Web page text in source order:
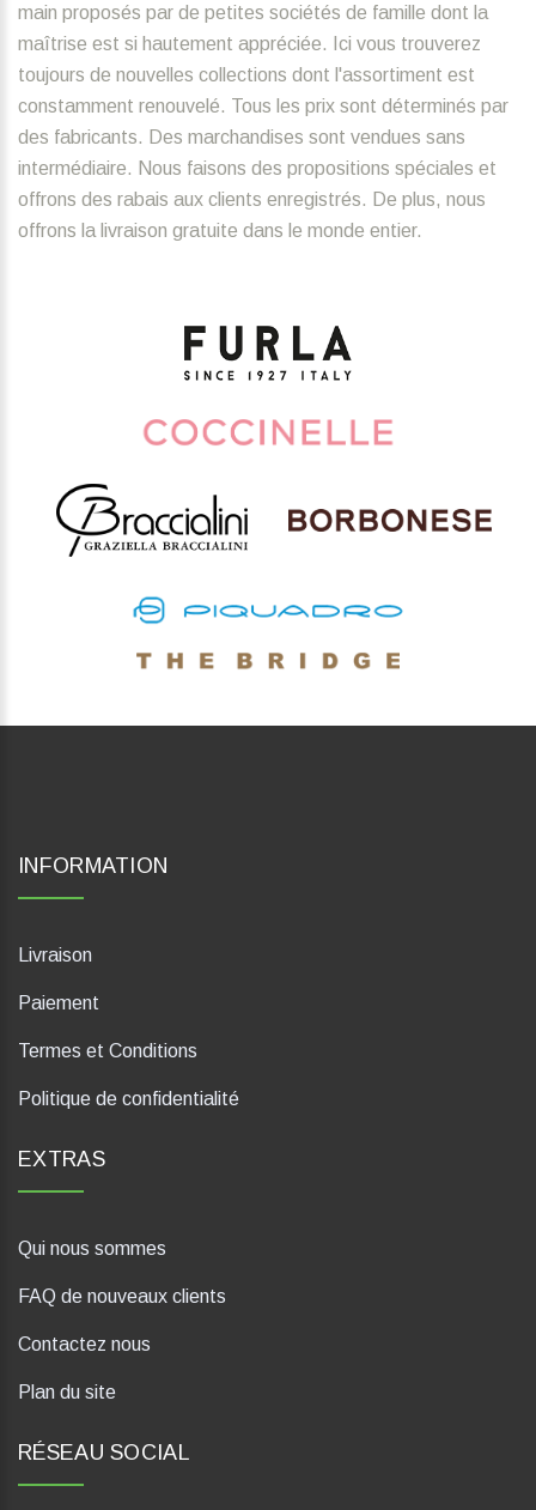
main proposés par de petites sociétés de famille dont la
maîtrise est si hautement appréciée. Ici vous trouverez
toujours de nouvelles collections dont l'assortiment est
constamment renouvelé. Tous les prix sont déterminés par
des fabricants. Des marchandises sont vendues sans
intermédiaire. Nous faisons des propositions spéciales et
offrons des rabais aux clients enregistrés. De plus, nous
offrons la livraison gratuite dans le monde entier.
INFORMATION
Livraison
Paiement
Termes et Conditions
Politique de confidentialité
EXTRAS
Qui nous sommes
FAQ de nouveaux clients
Contactez nous
Plan du site
RÉSEAU SOCIAL